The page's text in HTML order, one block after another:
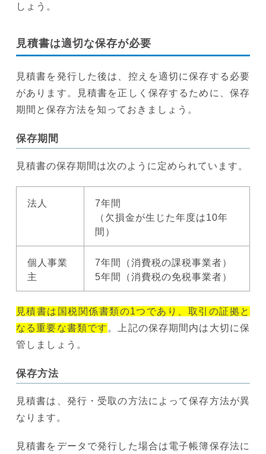
しょう。
見積書は適切な保存が必要
見積書を発行した後は、控えを適切に保存する必要
があります。見積書を正しく保存するために、保存
期間と保存方法を知っておきましょう。
保存期間
見積書の保存期間は次のように定められています。
法人
7年間
（欠損金が生じた年度は10年
間）
個人事業
主
7年間（消費税の課税事業者）
5年間（消費税の免税事業者）
見積書は国税関係書類の1つであり、取引の証拠と
なる重要な書類です 。上記の保存期間内は大切に保
管しましょう。
保存方法
見積書は、発行・受取の方法によって保存方法が異
なります。
見積書をデータで発行した場合は電子帳簿保存法に